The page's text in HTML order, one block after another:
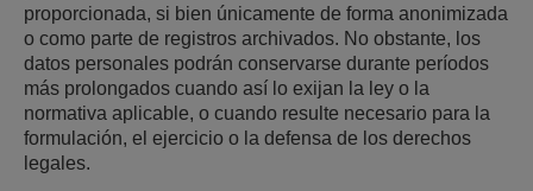
proporcionada, si bien únicamente de forma anonimizada
o como parte de registros archivados. No obstante, los
datos personales podrán conservarse durante períodos
más prolongados cuando así lo exijan la ley o la
normativa aplicable, o cuando resulte necesario para la
formulación, el ejercicio o la defensa de los derechos
legales.